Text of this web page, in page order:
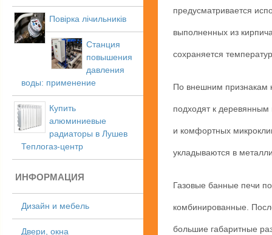
Повірка лічильників
Станция
повышения
давления
воды: применение
Купить
алюминиевые
радиаторы в Лушев
Теплогаз-центр
ИНФОРМАЦИЯ
Дизайн и мебель
Двери, окна
предусматривается
выполненных из
сохраняется
По внешним признакам
подходят к деревянным
и комфортных
укладываются в
Газовые банные печи
комбинированные.
большие габаритные